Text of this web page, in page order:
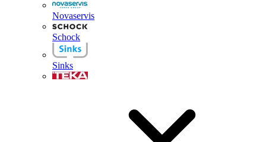
Novaservis
Schock
Sinks